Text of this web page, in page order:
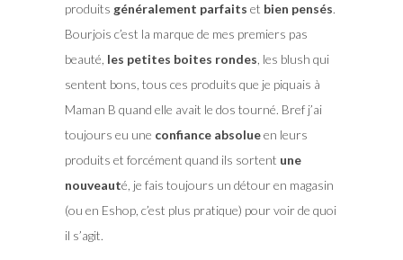
produits généralement parfaits et bien pensés.
Bourjois c’est la marque de mes premiers pas
beauté, les petites boites rondes , les blush qui
sentent bons, tous ces produits que je piquais à
Maman B quand elle avait le dos tourné. Bref j’ai
toujours eu une confiance absolueen leurs
produits et forcément quand ils sortent une
nouveauté, je fais toujours un détour en magasin
(ou en Eshop, c’est plus pratique) pour voir de quoi
il s’agit.